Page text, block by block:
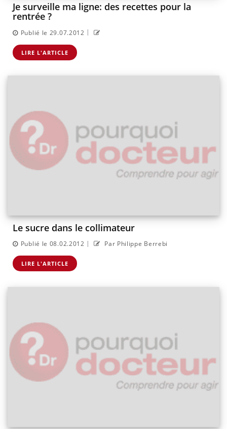
Je surveille ma ligne: des recettes pour la
rentrée ?
Publié le 29.07.2012 |
LIRE L'ARTICLE
Le sucre dans le collimateur
Publié le 08.02.2012 | Par Philippe Berrebi
LIRE L'ARTICLE